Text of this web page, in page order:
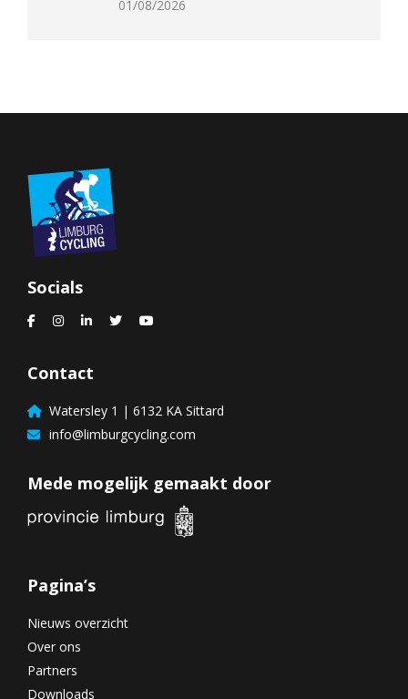
01/08/2026
Socials
Contact
Watersley 1 | 6132 KA Sittard
info@limburgcycling.com
Mede mogelijk gemaakt door
Pagina’s
Nieuws overzicht
Over ons
Partners
Downloads